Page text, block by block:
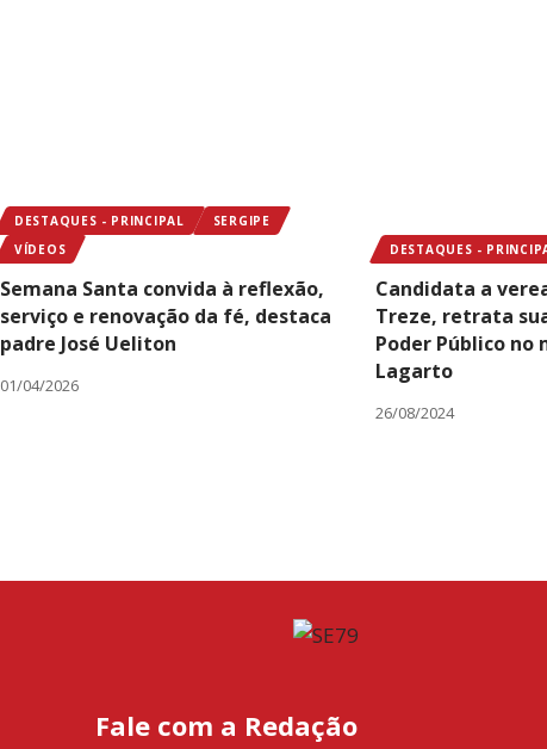
DESTAQUES - PRINCIPAL
SERGIPE
VÍDEOS
Semana Santa convida à reflexão,
serviço e renovação da fé, destaca
padre José Ueliton
01/04/2026
DESTAQUES -
Candidata a
Treze, retrata
Poder Público no
Lagarto
26/08/2024
Fale com a Redação